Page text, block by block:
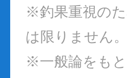
※釣果重視の
は限りません
※一般論をも